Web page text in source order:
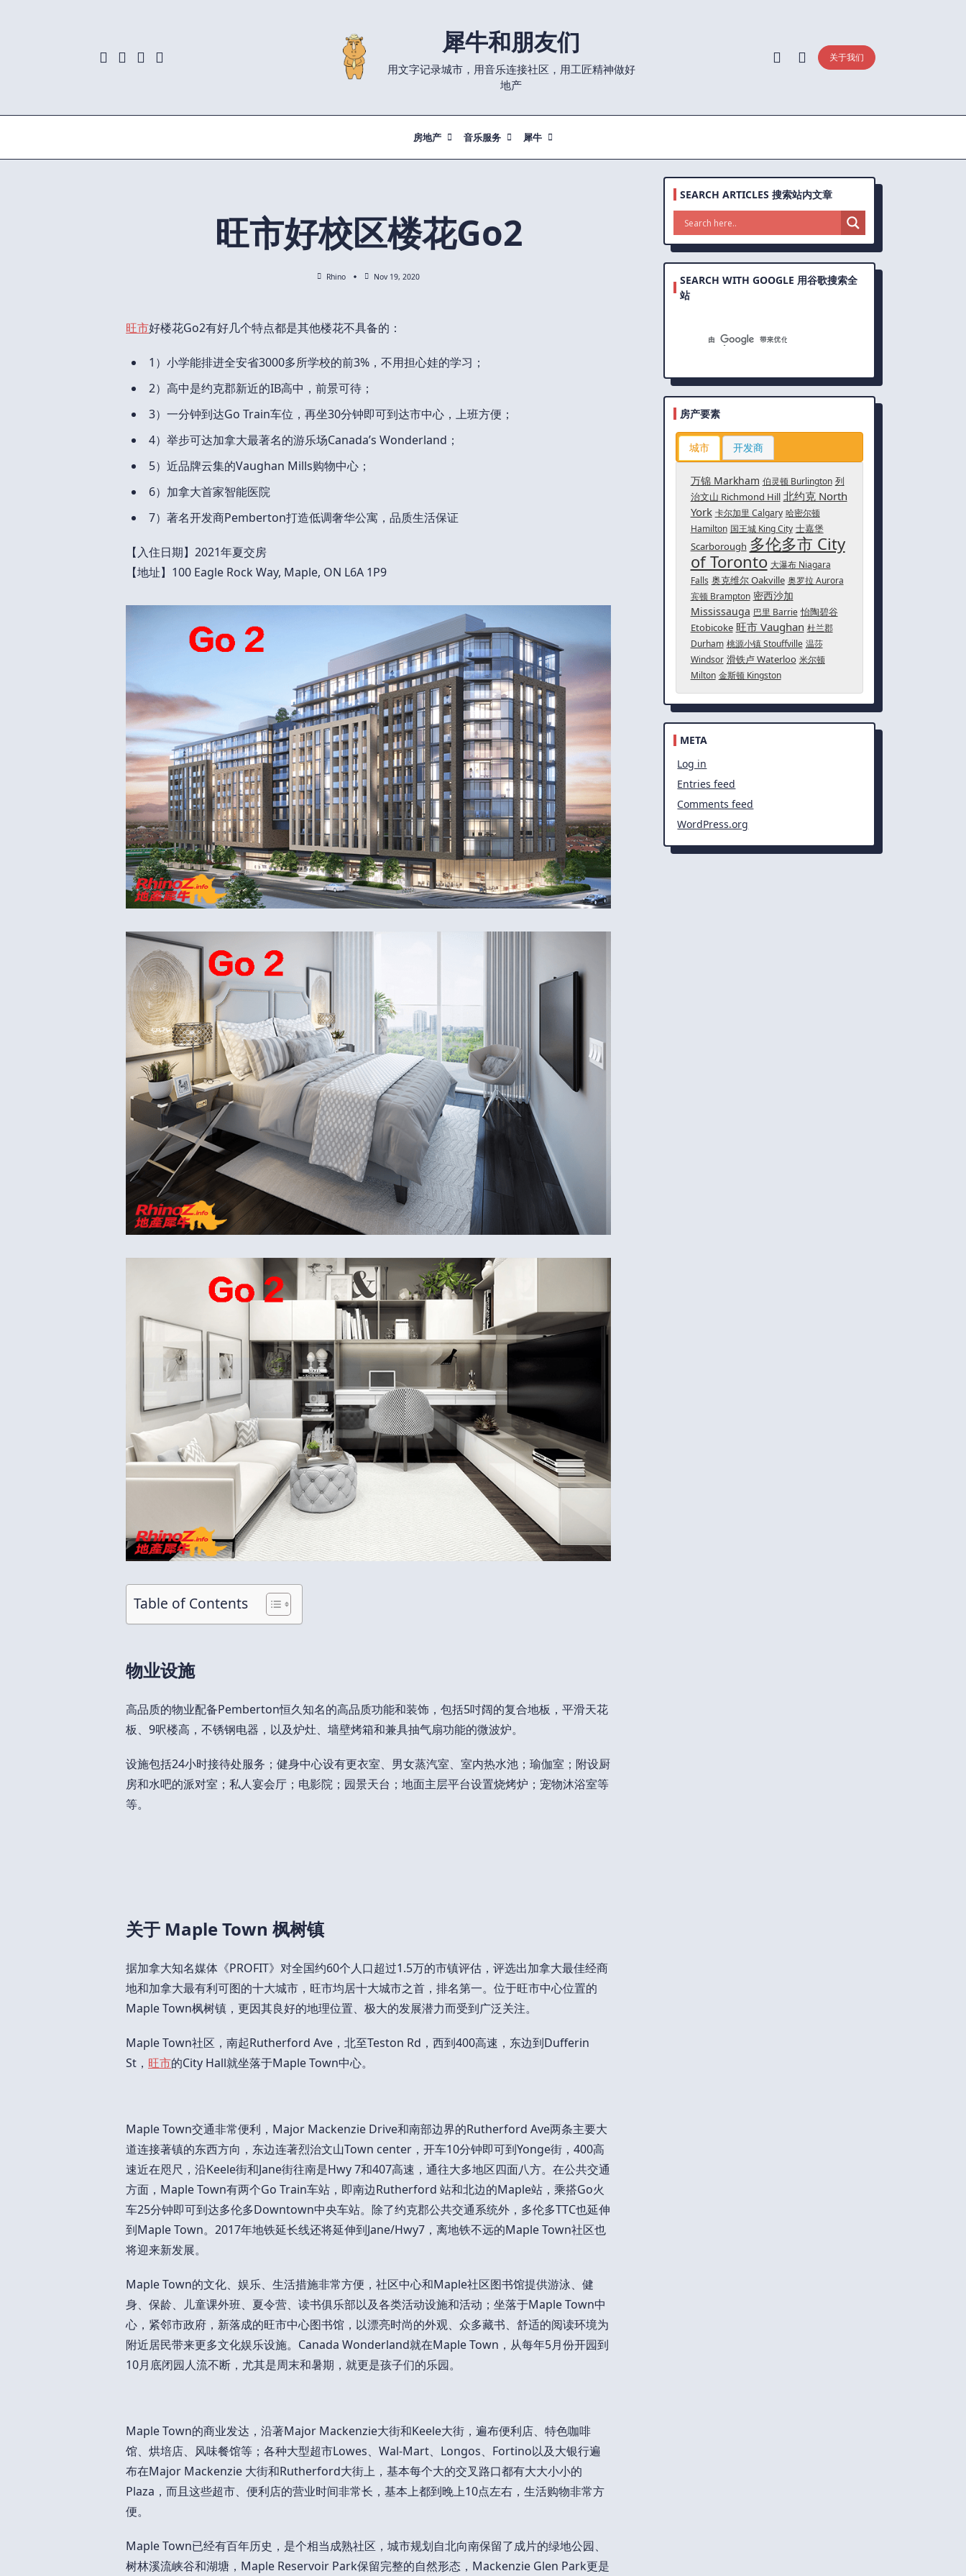
犀牛和朋友们
用文字记录城市，用音乐连接社区，用工匠精神做好
地产
关于我们
房地产 音乐服务 犀牛
旺市好校区楼花Go2
Rhino Nov 19, 2020
旺市好楼花Go2有好几个特点都是其他楼花不具备的：
1）小学能排进全安省3000多所学校的前3%，不用担心娃的学习；
2）高中是约克郡新近的IB高中，前景可待；
3）一分钟到达Go Train车位，再坐30分钟即可到达市中心，上班方便；
4）举步可达加拿大最著名的游乐场Canada’s Wonderland；
5）近品牌云集的Vaughan Mills购物中心；
6）加拿大首家智能医院
7）著名开发商Pemberton打造低调奢华公寓，品质生活保证
【入住日期】2021年夏交房
【地址】100 Eagle Rock Way, Maple, ON L6A 1P9
Table of Contents
物业设施
高品质的物业配备Pemberton恒久知名的高品质功能和装饰，包括5吋阔的复合地板，平滑天花
板、9呎楼高，不锈钢电器，以及炉灶、墙壁烤箱和兼具抽气扇功能的微波炉。
设施包括24小时接待处服务；健身中心设有更衣室、男女蒸汽室、室内热水池；瑜伽室；附设厨
房和水吧的派对室；私人宴会厅；电影院；园景天台；地面主层平台设置烧烤炉；宠物沐浴室等
等。
关于 Maple Town 枫树镇
据加拿大知名媒体《PROFIT》对全国约60个人口超过1.5万的市镇评估，评选出加拿大最佳经商
地和加拿大最有利可图的十大城市，旺市均居十大城市之首，排名第一。位于旺市中心位置的
Maple Town枫树镇，更因其良好的地理位置、极大的发展潜力而受到广泛关注。
Maple Town社区，南起Rutherford Ave，北至Teston Rd，西到400高速，东边到Dufferin
St， 旺市的City Hall就坐落于Maple Town中心。
Maple Town交通非常便利，Major Mackenzie Drive和南部边界的Rutherford Ave两条主要大
道连接著镇的东西方向，东边连著烈治文山Town center，开车10分钟即可到Yonge街，400高
速近在咫尺，沿Keele街和Jane街往南是Hwy 7和407高速，通往大多地区四面八方。在公共交通
方面，Maple Town有两个Go Train车站，即南边Rutherford 站和北边的Maple站，乘搭Go火
车25分钟即可到达多伦多Downtown中央车站。除了约克郡公共交通系统外，多伦多TTC也延伸
到Maple Town。2017年地铁延长线还将延伸到Jane/Hwy7，离地铁不远的Maple Town社区也
将迎来新发展。
Maple Town的文化、娱乐、生活措施非常方便，社区中心和Maple社区图书馆提供游泳、健
身、保龄、儿童课外班、夏令营、读书俱乐部以及各类活动设施和活动；坐落于Maple Town中
心，紧邻市政府，新落成的旺市中心图书馆，以漂亮时尚的外观、众多藏书、舒适的阅读环境为
附近居民带来更多文化娱乐设施。Canada Wonderland就在Maple Town，从每年5月份开园到
10月底闭园人流不断，尤其是周末和暑期，就更是孩子们的乐园。
Maple Town的商业发达，沿著Major Mackenzie大街和Keele大街，遍布便利店、特色咖啡
馆、烘培店、风味餐馆等；各种大型超市Lowes、Wal-Mart、Longos、Fortino以及大银行遍
布在Major Mackenzie 大街和Rutherford大街上，基本每个大的交叉路口都有大大小小的
Plaza，而且这些超市、便利店的营业时间非常长，基本上都到晚上10点左右，生活购物非常方
便。
Maple Town已经有百年历史，是个相当成熟社区，城市规划自北向南保留了成片的绿地公园、
树林溪流峡谷和湖塘，Maple Reservoir Park保留完整的自然形态，Mackenzie Glen Park更是
SEARCH ARTICLES 搜索站内文章
SEARCH WITH GOOGLE 用谷歌搜索全
站
房产要素
城市 开发商
万锦 Markham 伯灵顿 Burlington 列
治文山 Richmond Hill 北约克 North
York 卡尔加里 Calgary 哈密尔顿
Hamilton 国王城 King City 士嘉堡
Scarborough 多伦多市 City
of Toronto 大瀑布 Niagara
Falls 奥克维尔 Oakville 奥罗拉 Aurora
宾顿 Brampton 密西沙加
Mississauga 巴里 Barrie 怡陶碧谷
Etobicoke 旺市 Vaughan 杜兰郡
Durham 桃源小镇 Stouffville 温莎
Windsor 滑铁卢 Waterloo 米尔顿
Milton 金斯顿 Kingston
META
Log in
Entries feed
Comments feed
WordPress.org